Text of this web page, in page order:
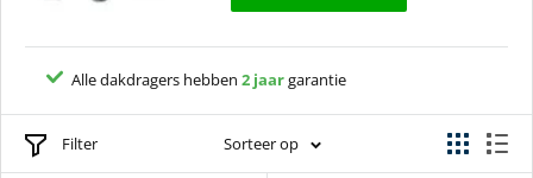
TÜV keurmerk
Alle dakdragers hebben 2 jaargarantie
Filter Sorteer op